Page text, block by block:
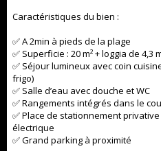
Caractéristiques du bien :
✅ A 2min à pieds de la plage
✅ Superficie : 20 m² + loggia de
✅ Séjour lumineux avec coin
frigo)
✅ Salle d’eau avec douche et WC
✅ Rangements intégrés dans le
✅ Place de stationnement
électrique
✅ Grand parking à proximité